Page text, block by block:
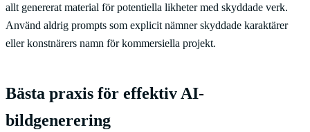
allt genererat material för potentiella likheter med skyddade verk.
Använd aldrig prompts som explicit nämner skyddade karaktärer
eller konstnärers namn för kommersiella projekt.
Bästa praxis för effektiv AI-
bildgenerering